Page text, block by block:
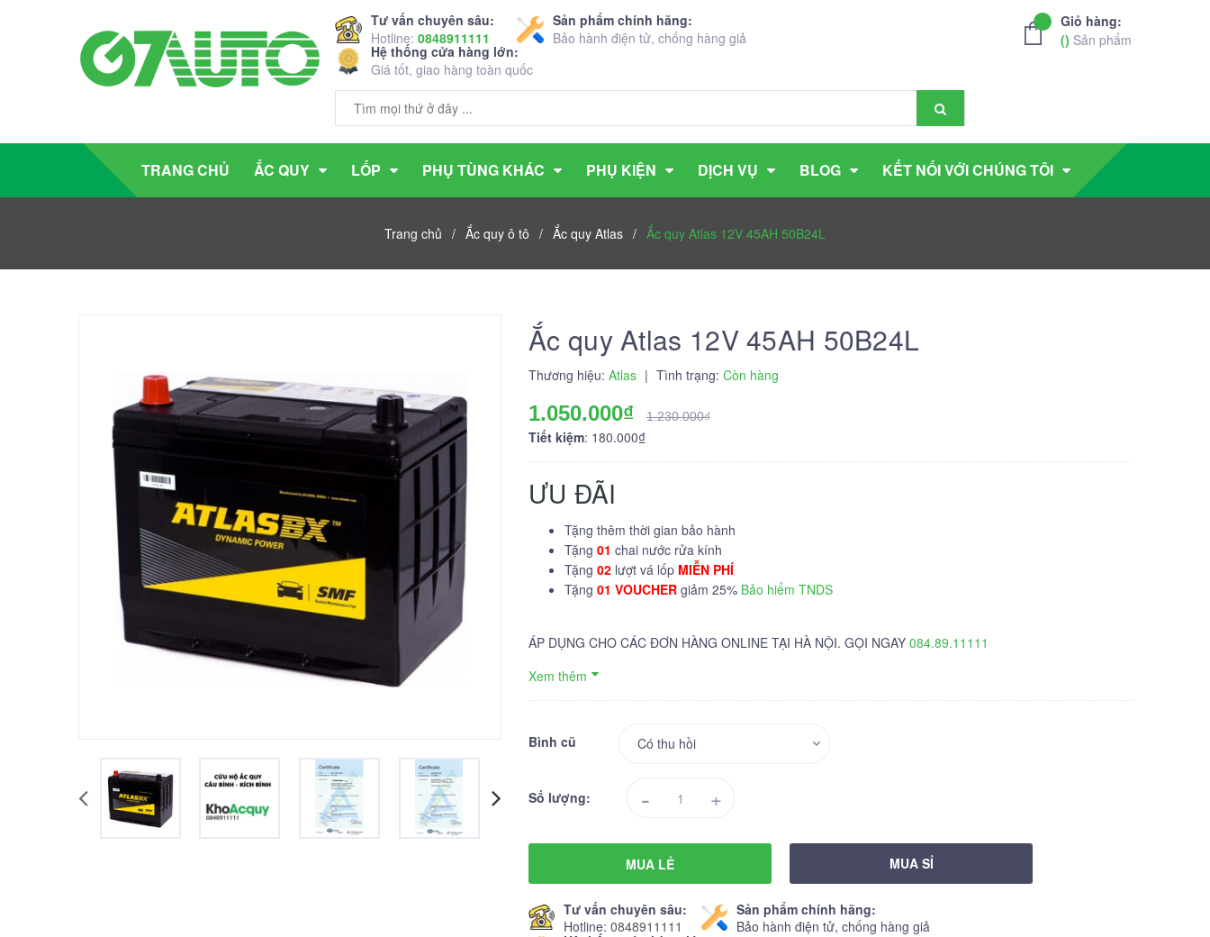
Tư vấn chuyên sâu:
Hotline: 0848911111
Sản phẩm chính hãng:
Bảo hành điện tử, chống hàng giả
Hệ thống cửa hàng lớn:
Giá tốt, giao hàng toàn quốc
Giỏ hàng:
() Sản phẩm
TRANG CHỦ ẮC QUY LỐP PHỤ TÙNG KHÁC PHỤ KIỆN DỊCH VỤ BLOG KẾT NỐI VỚI CHÚNG TÔI
Trang chủ / Ắc quy ô tô / Ắc quy Atlas / Ắc quy Atlas 12V 45AH 50B24L
Ắc quy Atlas 12V 45AH 50B24L
Thương hiệu: Atlas | Tình trạng: Còn hàng
1.050.000₫ 1.230.000₫
Tiết kiệm: 180.000₫
ƯU ĐÃI
Tặng thêm thời gian bảo hành
Tặng 01 chai nước rửa kính
Tặng 02 lượt vá lốp MIỄN PHÍ
Tặng 01 VOUCHER giảm 25% Bảo hiểm TNDS
ÁP DỤNG CHO CÁC ĐƠN HÀNG ONLINE TẠI HÀ NỘI. GỌI NGAY 084.89.11111
Xem thêm
Bình cũ
Số lượng: - +
MUA LẺ MUA SỈ
Tư vấn chuyên sâu:
Hotline: 0848911111
Sản phẩm chính hãng:
Bảo hành điện tử, chống hàng giả